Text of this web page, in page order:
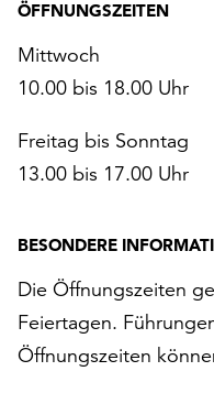
ÖFFNUNGSZEITEN
Mittwoch
10.00 bis 18.00 Uhr
Freitag bis Sonntag
13.00 bis 17.00 Uhr
BESONDERE
Die Öffnungszeiten
Feiertagen.
Öffnungszeiten